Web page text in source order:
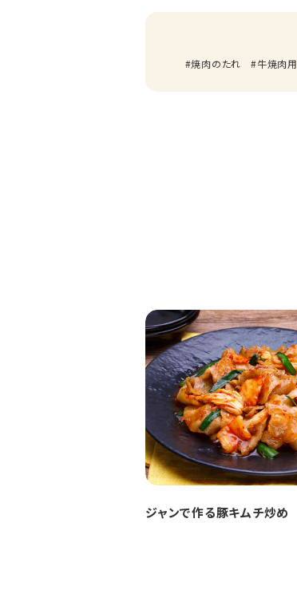
焼肉のたれ 牛焼肉用
ジャンで作る豚キムチ炒め